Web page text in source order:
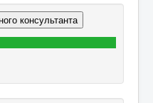
консультанта